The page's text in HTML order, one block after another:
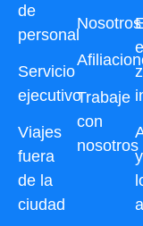
de
personal
Servicio
ejecutivo
Viajes
fuera
de la
ciudad
y
Nosotros
Trabaje
con
nosotros